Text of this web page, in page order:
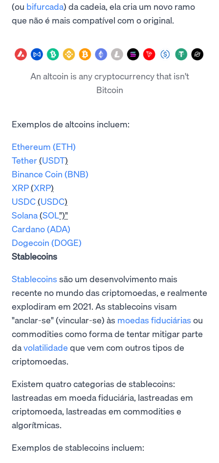
(ou bifurcada) da cadeia, ela cria um novo ramo
que não é mais compatível com o original.
An altcoin is any cryptocurrency that isn't
Bitcoin
Exemplos de altcoins incluem:
Ethereum (ETH)
Tether(USDT)
Binance Coin (BNB)
XRP(XRP)
USDC(USDC)
Solana(SOL")"
Cardano (ADA)
Dogecoin (DOGE)
Stablecoins
Stablecoins são um desenvolvimento mais
recente no mundo das criptomoedas, e realmente
explodiram em 2021. As stablecoins visam
"anclar-se" (vincular-se) às moedas fiduciárias ou
commodities como forma de tentar mitigar parte
davolatilidade que vem com outros tipos de
criptomoedas.
Existem quatro categorias de stablecoins:
lastreadas em moeda fiduciária, lastreadas em
criptomoeda, lastreadas em commodities e
algorítmicas.
Exemplos de stablecoins incluem: